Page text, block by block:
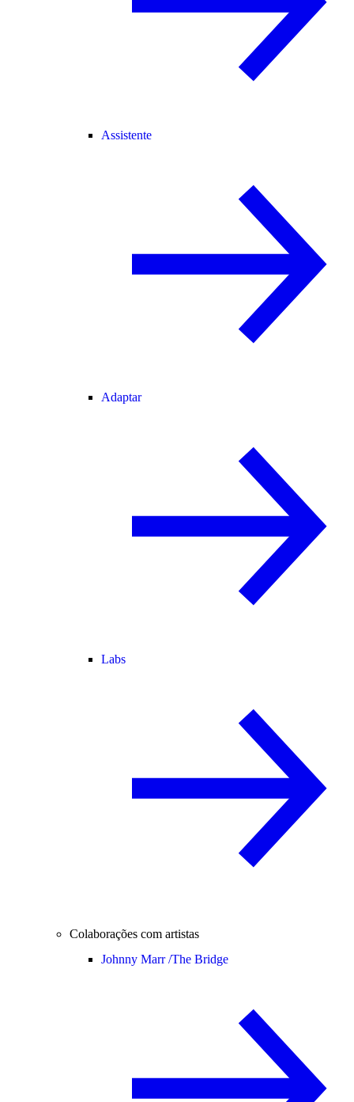
Assistente
Adaptar
Labs
Colaborações com artistas
Johnny Marr /The Bridge